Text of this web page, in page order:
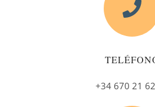
+34 670 21